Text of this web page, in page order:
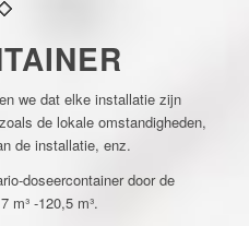
we dat elke installatie zijn
de lokale omstandigheden,
de installatie, enz.
doseercontainer door de
m³ -120,5 m³.